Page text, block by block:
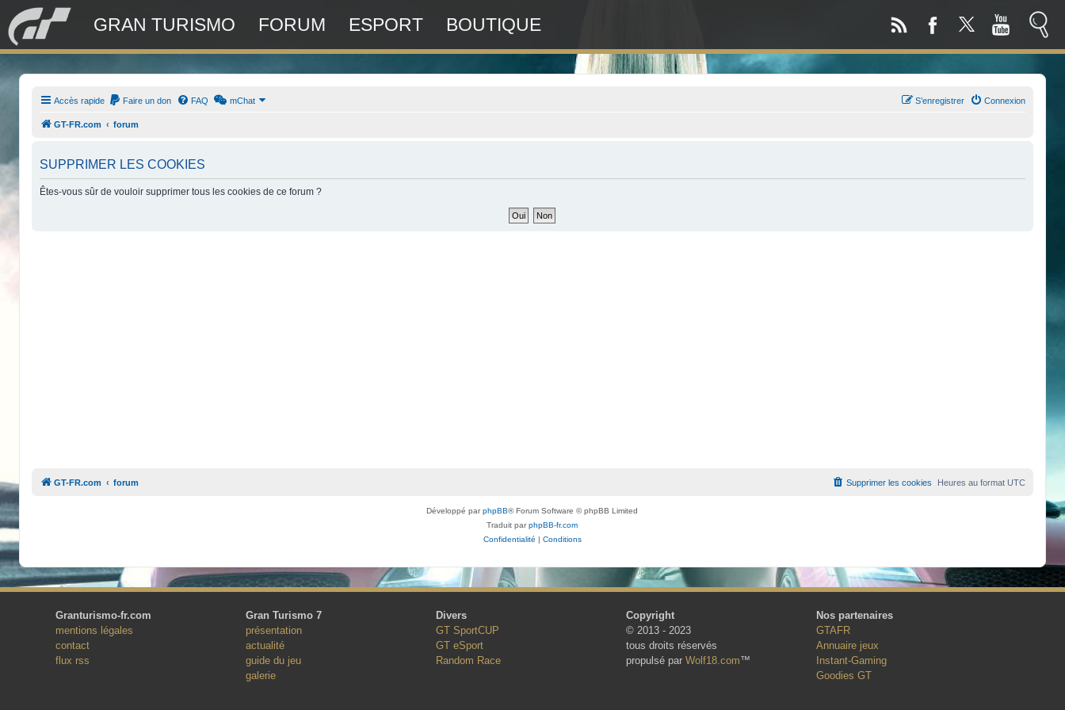
GRAN TURISMO FORUM ESPORT BOUTIQUE
Accès rapide Faire un don FAQ mChat Connexion
S’enregistrer
GT-FR.com forum
SUPPRIMER LES COOKIES
Êtes-vous sûr de vouloir supprimer tous les cookies de ce forum ?
GT-FR.com forum Heures au format UTC
Supprimer les cookies
Développé parphpBB® Forum Software © phpBB Limited
Traduit parphpBB-fr.com
Confidentialité | Conditions
Granturismo-fr.com
mentions légales
contact
flux rss
Gran Turismo 7
présentation
actualité
guide du jeu
galerie
Divers
GT SportCUP
GT eSport
Random Race
Copyright
© 2013 - 2023
tous droits réservés
propulsé par Wolf18.com™
Nos partenaires
GTAFR
Annuaire jeux
Instant-Gaming
Goodies GT